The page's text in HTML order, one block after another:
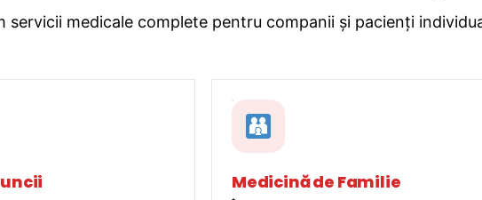
servicii medicale complete pentru companii și pacienți
Medicină de Familie